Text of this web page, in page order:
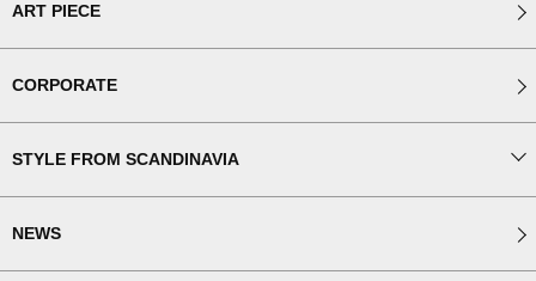
ART PIECE
CORPORATE
STYLE FROM SCANDINAVIA
NEWS